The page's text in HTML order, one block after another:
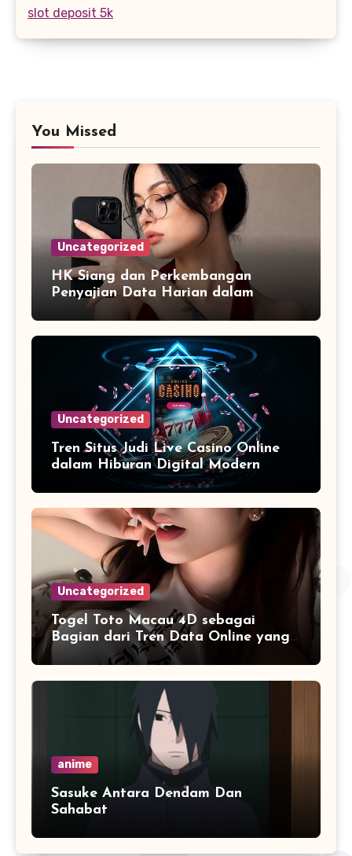
slot deposit 5k
You Missed
Uncategorized
HK Siang dan Perkembangan
Penyajian Data Harian dalam
Platform Informasi Online
Uncategorized
Tren Situs Judi Live Casino Online
dalam Hiburan Digital Modern
Uncategorized
Togel Toto Macau 4D sebagai
Bagian dari Tren Data Online yang
Terus Berkembang
anime
Sasuke Antara Dendam Dan
Sahabat